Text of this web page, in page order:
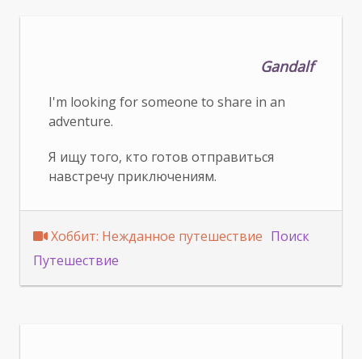
Gandalf
I'm looking for someone to share in an
adventure.
Я ищу того, кто готов отправиться
навстречу приключениям.
Хоббит: Нежданное путешествие Поиск
Путешествие